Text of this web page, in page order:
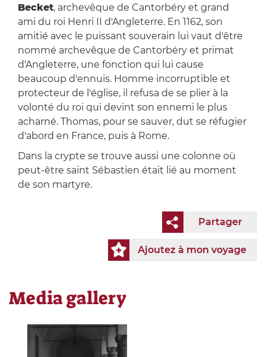
Becket, archevêque de Cantorbéry et grand
ami du roi Henri II d'Angleterre. En 1162, son
amitié avec le puissant souverain lui vaut d'être
nommé archevêque de Cantorbéry et primat
d'Angleterre, une fonction qui lui cause
beaucoup d'ennuis. Homme incorruptible et
protecteur de l'église, il refusa de se plier à la
volonté du roi qui devint son ennemi le plus
acharné. Thomas, pour se sauver, dut se réfugier
d'abord en France, puis à Rome.
Dans la crypte se trouve aussi une colonne où
peut-être saint Sébastien était lié au moment
de son martyre.
Partager
Ajoutez à mon voyage
Media gallery